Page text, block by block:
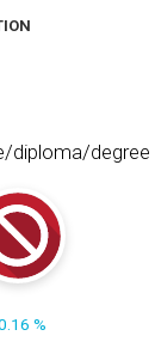
diploma/degree
%